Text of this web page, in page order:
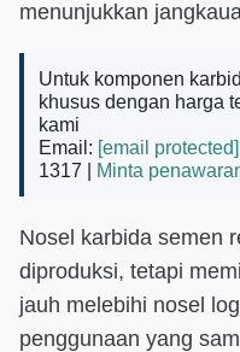
menunjukkan
Untuk komponen
khusus dengan harga
kami
Email: [email protected]
1317 |
Minta
Nosel karbida semen
diproduksi, tetapi
jauh melebihi nosel
penggunaan yang